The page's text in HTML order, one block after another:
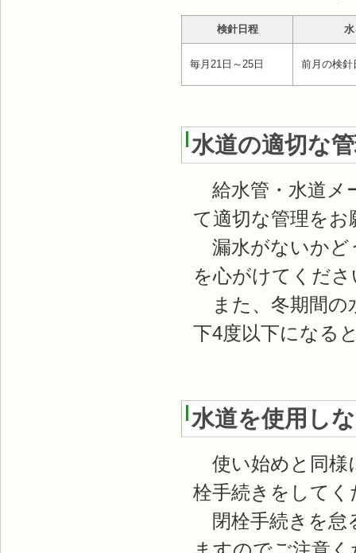
検針日程
毎月21日～25日 前月の検針
水道の適切な
給水管・水道メ
て適切な管理を
漏水がないかど
を心がけてくだ
また、冬期間の
下4度以下になる
水道を使用し
使い始めと同様
栓手続きをしてく
閉栓手続きを怠